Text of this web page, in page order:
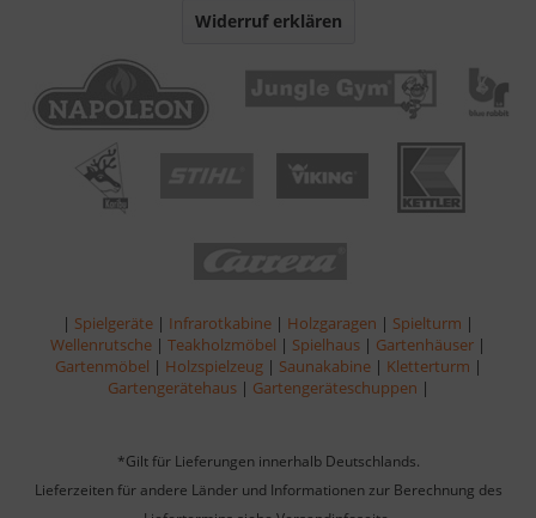
Widerruf erklären
| Spielgeräte | Infrarotkabine | Holzgaragen | Spielturm |
Wellenrutsche | Teakholzmöbel | Spielhaus | Gartenhäuser |
Gartenmöbel | Holzspielzeug | Saunakabine | Kletterturm |
Gartengerätehaus | Gartengeräteschuppen |
*Gilt für Lieferungen innerhalb Deutschlands.
Lieferzeiten für andere Länder und Informationen zur Berechnung des